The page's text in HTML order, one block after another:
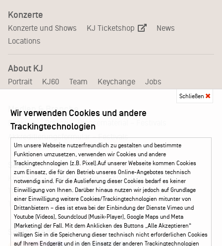
Konzerte
Konzerte und Shows KJ Ticketshop
News
Locations
About KJ
Portrait KJ60 Team Keychange Jobs
Medien & Branche
Booking Presse
Pressematerial – Festivals
Akkreditierungsformular – Festivals
Service
Kontakt Leichte Sprache
FAQ / Hilfe
Ticketshop Hamburg
Gutscheine
Callback-Service
Ticketservice 040 - 413 22 60
Social Media
Schließen
Wir verwenden Cookies und andere
Trackingtechnologien
Um unsere Webseite nutzerfreundlich zu gestalten und bestimmte
Funktionen umzusetzen, verwenden wir Cookies und andere
Trackingtechnologien (z.B. Pixel).Auf unserer Webseite kommen Cookies
zum Einsatz, die für den Betrieb unseres Online-Angebotes technisch
notwendig sind. Für die Auslieferung dieser Cookies bedarf es keiner
Einwilligung von Ihnen. Darüber hinaus nutzen wir jedoch auf Grundlage
einer Einwilligung weitere Cookies/Trackingtechnologien mitunter von
Drittanbietern – dies ist etwa bei der Einbindung der Dienste Vimeo und
Youtube (Videos), Soundcloud (Musik-Player), Google Maps und Meta
(Marketing) der Fall. Mit dem Anklicken des Buttons „Alle Akzeptieren“
willigen Sie in die Speicherung dieser technisch nicht erforderlichen Cookies
auf Ihrem Endgerät und in den Einsatz der anderen Trackingtechnologien